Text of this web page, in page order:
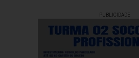
PUBLICIDADE